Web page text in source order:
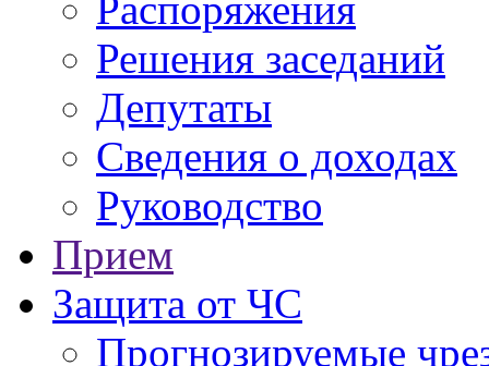
Решения заседаний
Депутаты
Сведения о доходах
Руководство
Прием
Защита от ЧС
Прогнозируемые